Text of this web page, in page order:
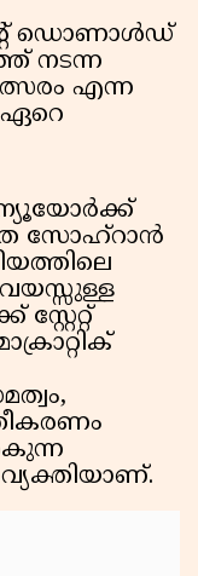
ഡൊണാൾഡ്
നടന്ന
എന്ന
സോഹ്റാൻ